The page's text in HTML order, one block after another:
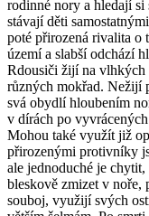
rodinné nory a hledají si
stávají děti
poté přirozená rivalita o
území a slabší odchází
Rdousiči žijí na vlhkých
různých mokřad. Nežijí
svá obydlí hloubením
v dírách po
Mohou také využít již
přirozenými protivníky
ale jednoduché je
bleskově zmizet v noře,
souboj, využijí svých